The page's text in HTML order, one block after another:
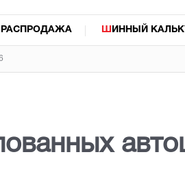
РАСПРОДАЖА ШИННЫЙ